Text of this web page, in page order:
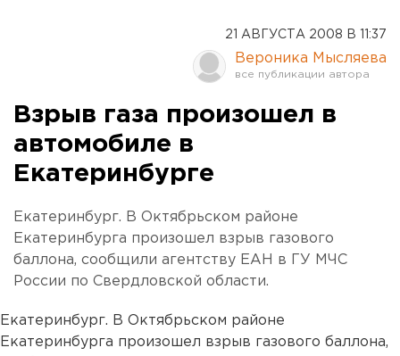
21 АВГУСТА 2008 В 11:37
Вероника Мысляева
Взрыв газа произошел в
автомобиле в
Екатеринбурге
Екатеринбург. В Октябрьском районе
Екатеринбурга произошел взрыв газового
баллона, сообщили агентству ЕАН в ГУ МЧС
России по Свердловской области.
Екатеринбург. В Октябрьском районе
Екатеринбурга произошел взрыв газового баллона,